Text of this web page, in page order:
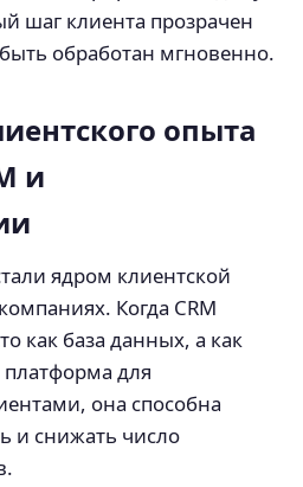
шаг клиента прозрачен
обработан мгновенно.
опыта
и
ядром клиентской
Когда CRM
как база данных, а как
для
она способна
и снижать число